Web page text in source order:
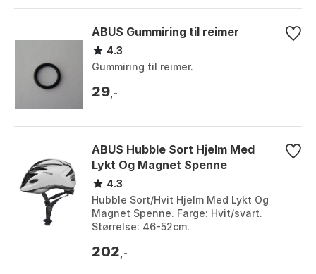
ABUS Gummiring til reimer
4.3
Gummiring til reimer.
29 ,-
ABUS Hubble Sort Hjelm Med
Lykt Og Magnet Spenne
4.3
Hubble Sort/Hvit Hjelm Med Lykt Og
Magnet Spenne. Farge: Hvit/svart.
Størrelse: 46-52cm.
202 ,-